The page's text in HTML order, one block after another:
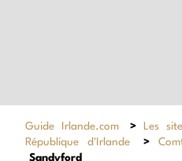
Guide Irlande.com > Les
République d'Irlande
>
Sandyford